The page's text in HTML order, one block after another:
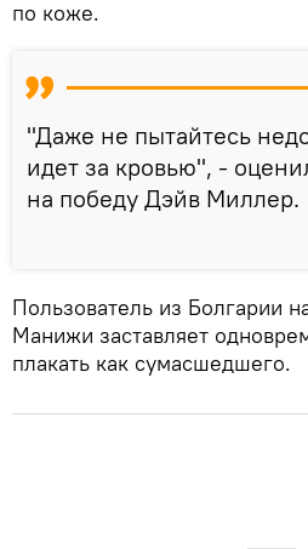
по коже.
"Даже не пытайтесь
идет за кровью", -
на победу Дэйв Миллер.
Пользователь из Болгарии
Манижи заставляет
плакать как сумасшедшего.